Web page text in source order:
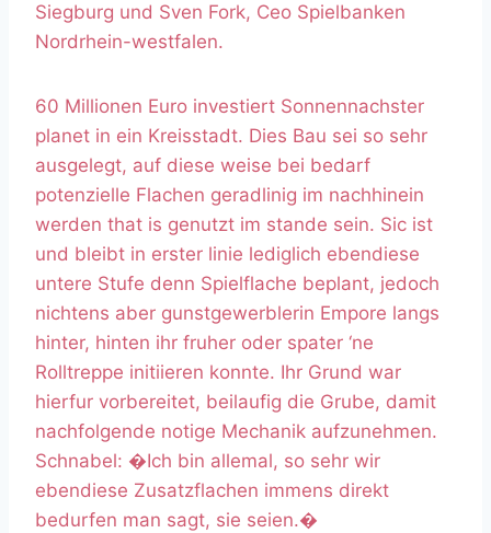
Siegburg und Sven Fork, Ceo Spielbanken
Nordrhein-westfalen.
60 Millionen Euro investiert Sonnennachster
planet in ein Kreisstadt. Dies Bau sei so sehr
ausgelegt, auf diese weise bei bedarf
potenzielle Flachen geradlinig im nachhinein
werden that is genutzt im stande sein. Sic ist
und bleibt in erster linie lediglich ebendiese
untere Stufe denn Spielflache beplant, jedoch
nichtens aber gunstgewerblerin Empore langs
hinter, hinten ihr fruher oder spater ‘ne
Rolltreppe initiieren konnte. Ihr Grund war
hierfur vorbereitet, beilaufig die Grube, damit
nachfolgende notige Mechanik aufzunehmen.
Schnabel: �Ich bin allemal, so sehr wir
ebendiese Zusatzflachen immens direkt
bedurfen man sagt, sie seien.�